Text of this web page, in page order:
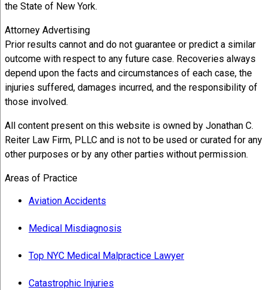
the State of New York.
Attorney Advertising
Prior results cannot and do not guarantee or predict a similar
outcome with respect to any future case. Recoveries always
depend upon the facts and circumstances of each case, the
injuries suffered, damages incurred, and the responsibility of
those involved.
All content present on this website is owned by Jonathan C.
Reiter Law Firm, PLLC and is not to be used or curated for any
other purposes or by any other parties without permission.
Areas of Practice
Aviation Accidents
Medical Misdiagnosis
Top NYC Medical Malpractice Lawyer
Catastrophic Injuries